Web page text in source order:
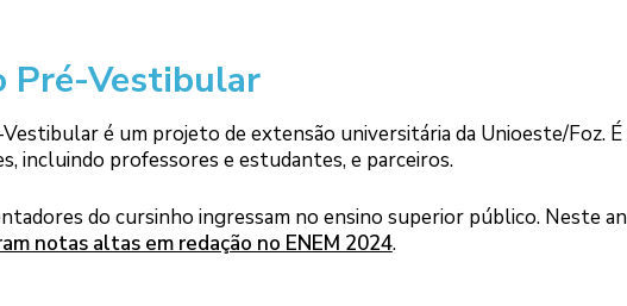
Pré-Vestibular
é um projeto de extensão universitária da Unioeste/Foz. É
incluindo professores e estudantes, e parceiros.
do cursinho ingressam no ensino superior público. Neste
notas altas em redação no ENEM 2024.